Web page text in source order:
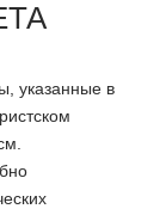
указанные в